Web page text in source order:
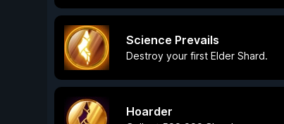
Science Prevails
Destroy your first Elder Shard.
Hoarder